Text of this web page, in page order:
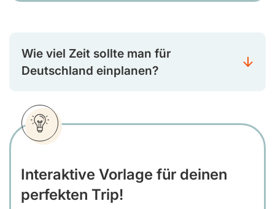
Wie viel Zeit sollte man für
Deutschland einplanen?
Interaktive Vorlage für deinen
perfekten Trip!